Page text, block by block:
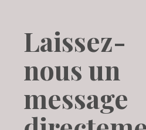
Laissez-
nous un
message